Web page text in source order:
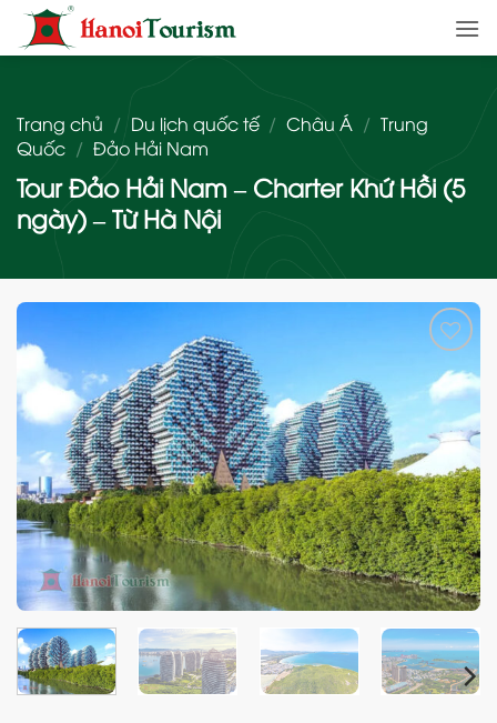
qua
nội
Trang chủ / Du lịch quốc tế / Châu Á / Trung
Quốc / Đảo Hải Nam
Tour Đảo Hải Nam – Charter Khứ Hồi (5
ngày) – Từ Hà Nội
Add
to
wishlist